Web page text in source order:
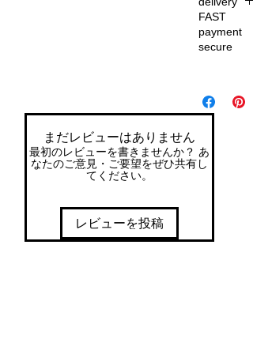
FAST
payment
secure
liv
er
wit
h
まだレビューはありません
最初のレビューを書きませんか？ あ
なたのご意見・ご要望をぜひ共有し
てください。
レビューを投稿